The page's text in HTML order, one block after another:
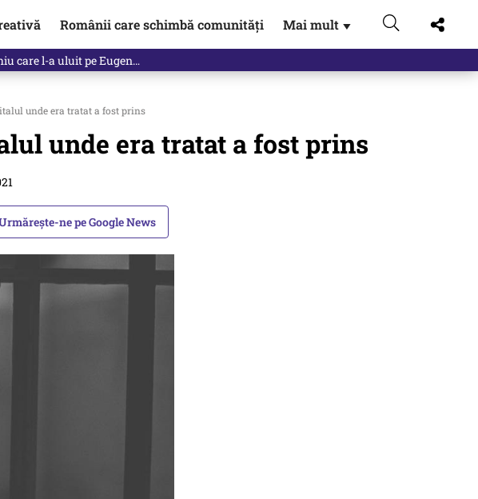
Românii care schimbă comunități Mai mult ▼
toți românii
unde era tratat a fost prins
unde era tratat a fost prins
ne pe Google News